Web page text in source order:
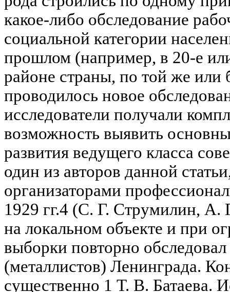
какое-либо обследование
социальной категории
прошлом (например, в 20-е
районе страны, по той же или
проводилось новое
исследователи получали
возможность выявить
развития ведущего класса
один из авторов данной
организаторами
1929 гг.4 (С. Г. Струмилин,
на локальном объекте и при
выборки повторно
(металлистов) Ленинграда.
существенно 1 Т. В. Батаева.